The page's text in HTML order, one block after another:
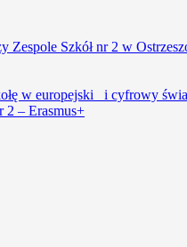
Zespole Szkół nr 2 w
w europejski i cyfrowy
2 – Erasmus+